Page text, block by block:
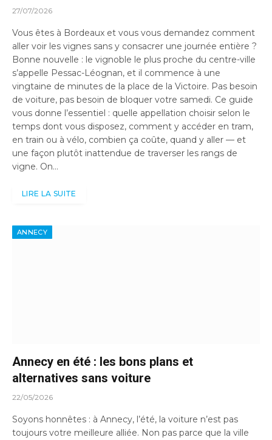
27/07/2026
Vous êtes à Bordeaux et vous vous demandez comment
aller voir les vignes sans y consacrer une journée entière ?
Bonne nouvelle : le vignoble le plus proche du centre-ville
s’appelle Pessac-Léognan, et il commence à une
vingtaine de minutes de la place de la Victoire. Pas besoin
de voiture, pas besoin de bloquer votre samedi. Ce guide
vous donne l’essentiel : quelle appellation choisir selon le
temps dont vous disposez, comment y accéder en tram,
en train ou à vélo, combien ça coûte, quand y aller — et
une façon plutôt inattendue de traverser les rangs de
vigne. On…
LIRE LA SUITE
ANNECY
Annecy en été : les bons plans et
alternatives sans voiture
22/05/2026
Soyons honnêtes : à Annecy, l’été, la voiture n’est pas
toujours votre meilleure alliée. Non pas parce que la ville